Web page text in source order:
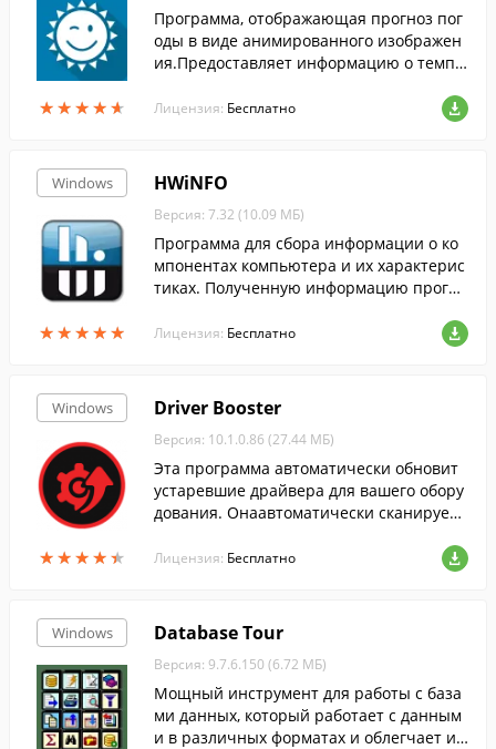
★★★★★
★★★★★
Программа, отображающая прогноз пог
оды в виде анимированного изображен
ия.Предоставляет информацию о темпе
и ветра, облачности и пр.
Лицензия: Бесплатно
Windows
★★★★★
★★★★★
HWiNFO
Версия: 7.32 (10.09 МБ)
Программа для сбора информации о ко
мпонентах компьютера и их характерис
тиках. Полученную информацию програ
ML и HTML.
Лицензия: Бесплатно
Windows
★★★★★
★★★★★
Driver Booster
Версия: 10.1.0.86 (27.44 МБ)
Эта программа автоматически обновит
устаревшие драйвера для вашего обору
дования. Онаавтоматически сканирует
йвера....
Лицензия: Бесплатно
Windows Database Tour
Версия: 9.7.6.150 (6.72 МБ)
Мощный инструмент для работы с база
ми данных, который работает с данным
и в различных форматах и облегчает ил